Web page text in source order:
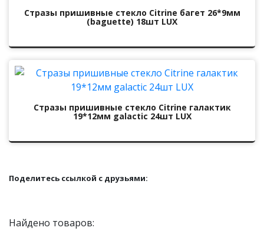
Стразы пришивные стекло Citrine багет 26*9мм
(baguette) 18шт LUX
Стразы пришивные стекло Citrine галактик
19*12мм galactic 24шт LUX
Поделитесь ссылкой с друзьями:
Найдено товаров: